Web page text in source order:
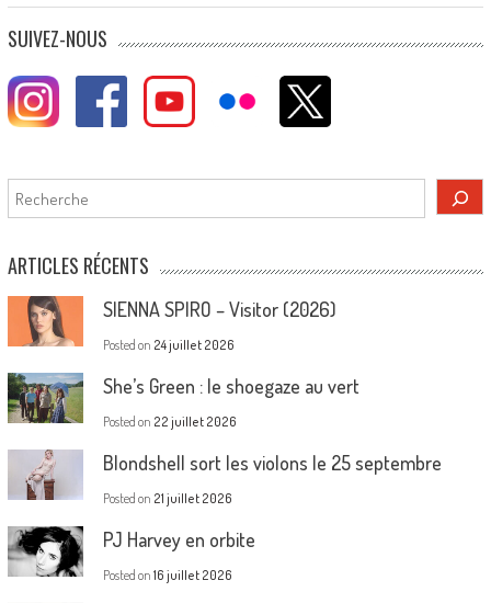
SUIVEZ-NOUS
Rechercher
ARTICLES RÉCENTS
SIENNA SPIRO – Visitor (2026)
Posted on 24 juillet 2026
She’s Green : le shoegaze au vert
Posted on 22 juillet 2026
Blondshell sort les violons le 25 septembre
Posted on 21 juillet 2026
PJ Harvey en orbite
Posted on 16 juillet 2026